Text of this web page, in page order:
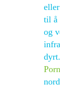
til å
og